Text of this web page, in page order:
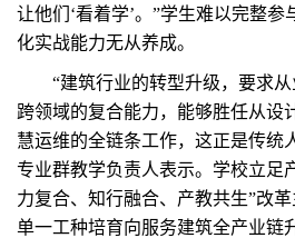
让他们‘看着学’。”学生难以完整
化实战能力无从养成。
“建筑行业的转型升级，要求从
跨领域的复合能力，能够胜任从设
慧运维的全链条工作，这正是传统
专业群教学负责人表示。学校立足
力复合、知行融合、产教共生”改
单一工种培育向服务建筑全产业链